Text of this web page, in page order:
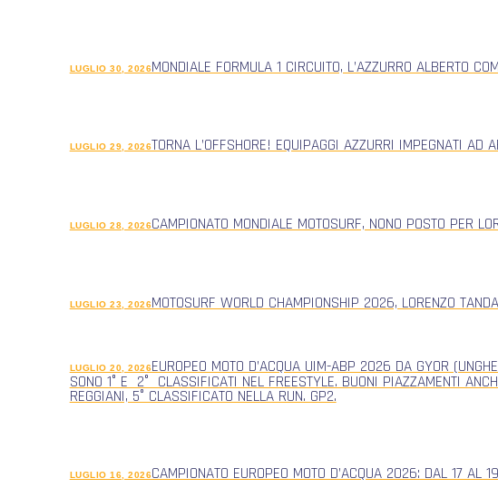
LUGLIO 30, 2026MONDIALE FORMULA 1 CIRCUITO, L’AZZURRO ALBERTO
LUGLIO 29, 2026TORNA L’OFFSHORE! EQUIPAGGI AZZURRI IMPEGNATI
LUGLIO 28, 2026CAMPIONATO MONDIALE MOTOSURF, NONO POSTO PER
LUGLIO 23, 2026MOTOSURF WORLD CHAMPIONSHIP 2026, LORENZO
LUGLIO 20, 2026EUROPEO MOTO D’ACQUA UIM-ABP 2026 DA GYOR
SONO 1° E 2° CLASSIFICATI NEL FREESTYLE. BUONI PIAZZAMENTI
REGGIANI, 5° CLASSIFICATO NELLA RUN. GP2.
LUGLIO 16, 2026CAMPIONATO EUROPEO MOTO D’ACQUA 2026: DAL 17 AL